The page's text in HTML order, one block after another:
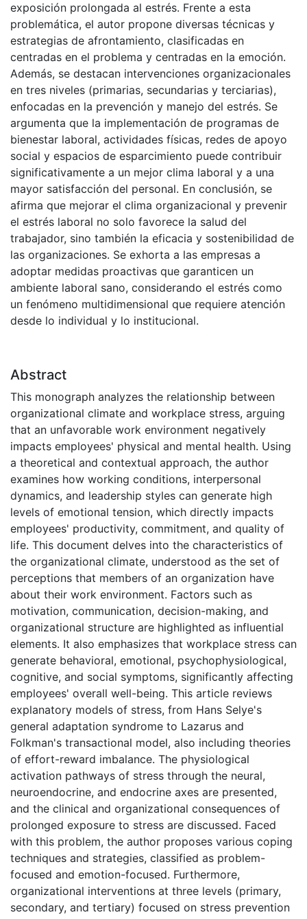
exposición prolongada al estrés. Frente a esta
problemática, el autor propone diversas técnicas y
estrategias de afrontamiento, clasificadas en
centradas en el problema y centradas en la emoción.
Además, se destacan intervenciones organizacionales
en tres niveles (primarias, secundarias y terciarias),
enfocadas en la prevención y manejo del estrés. Se
argumenta que la implementación de programas de
bienestar laboral, actividades físicas, redes de apoyo
social y espacios de esparcimiento puede contribuir
significativamente a un mejor clima laboral y a una
mayor satisfacción del personal. En conclusión, se
afirma que mejorar el clima organizacional y prevenir
el estrés laboral no solo favorece la salud del
trabajador, sino también la eficacia y sostenibilidad de
las organizaciones. Se exhorta a las empresas a
adoptar medidas proactivas que garanticen un
ambiente laboral sano, considerando el estrés como
un fenómeno multidimensional que requiere atención
desde lo individual y lo institucional.
Abstract
This monograph analyzes the relationship between
organizational climate and workplace stress, arguing
that an unfavorable work environment negatively
impacts employees' physical and mental health. Using
a theoretical and contextual approach, the author
examines how working conditions, interpersonal
dynamics, and leadership styles can generate high
levels of emotional tension, which directly impacts
employees' productivity, commitment, and quality of
life. This document delves into the characteristics of
the organizational climate, understood as the set of
perceptions that members of an organization have
about their work environment. Factors such as
motivation, communication, decision-making, and
organizational structure are highlighted as influential
elements. It also emphasizes that workplace stress can
generate behavioral, emotional, psychophysiological,
cognitive, and social symptoms, significantly affecting
employees' overall well-being. This article reviews
explanatory models of stress, from Hans Selye's
general adaptation syndrome to Lazarus and
Folkman's transactional model, also including theories
of effort-reward imbalance. The physiological
activation pathways of stress through the neural,
neuroendocrine, and endocrine axes are presented,
and the clinical and organizational consequences of
prolonged exposure to stress are discussed. Faced
with this problem, the author proposes various coping
techniques and strategies, classified as problem-
focused and emotion-focused. Furthermore,
organizational interventions at three levels (primary,
secondary, and tertiary) focused on stress prevention